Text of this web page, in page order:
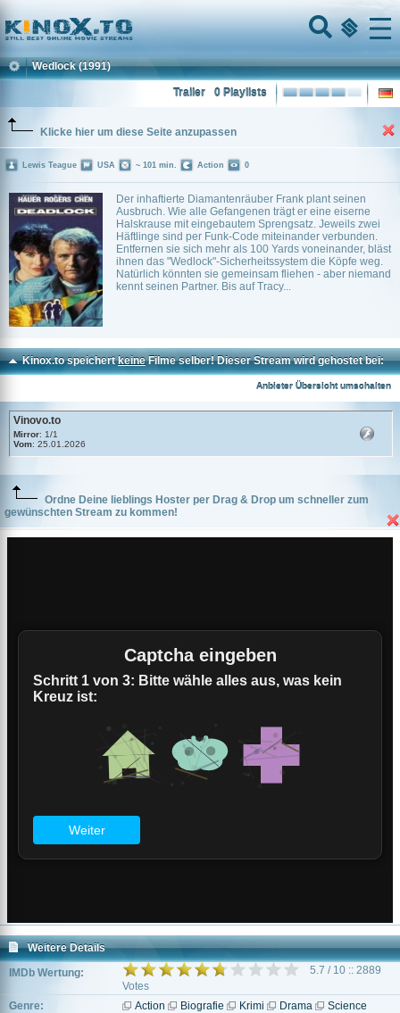
Home
Menu
Wedlock (1991)
0 Playlists
Trailer
Klicke hier um diese Seite anzupassen
Der inhaftierte Diamantenräuber Frank plant seinen
Ausbruch. Wie alle Gefangenen trägt er eine eiserne
Halskrause mit eingebautem Sprengsatz. Jeweils zwei
Häftlinge sind per Funk-Code miteinander verbunden.
Entfernen sie sich mehr als 100 Yards voneinander, bläst
ihnen das "Wedlock"-Sicherheitssystem die Köpfe weg.
Natürlich könnten sie gemeinsam fliehen - aber niemand
kennt seinen Partner. Bis auf Tracy...
Lewis Teague USA ~ 101 min. Action 0
Kinox.to speichertkeineFilme selber! Dieser Stream wird gehostet bei:
Anbieter Übersicht umschalten
Vinovo.to
Mirror: 1/1
Vom: 25.01.2026
Ordne Deine lieblings Hoster per Drag & Drop um schneller zum
gewünschten Stream zu kommen!
Weitere Details
IMDb Wertung:
5.7 / 10 :: 2889
Votes
Genre:
Action Biografie Krimi Drama
Science